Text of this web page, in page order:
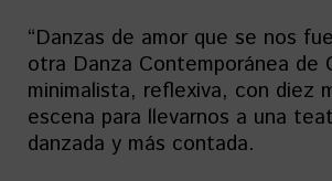
“Danzas de amor que se nos
otra Danza Contemporánea de
minimalista, reflexiva, con diez
escena para llevarnos a una
danzada y más contada.